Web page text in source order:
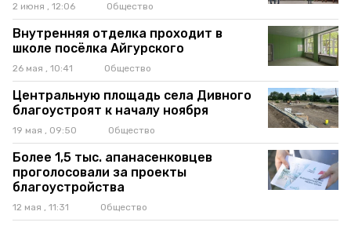
2 июня , 12:06 Общество
Внутренняя отделка проходит в
школе посёлка Айгурского
26 мая , 10:41 Общество
Центральную площадь села Дивного
благоустроят к началу ноября
19 мая , 09:50 Общество
Более 1,5 тыс. апанасенковцев
проголосовали за проекты
благоустройства
12 мая , 11:31 Общество